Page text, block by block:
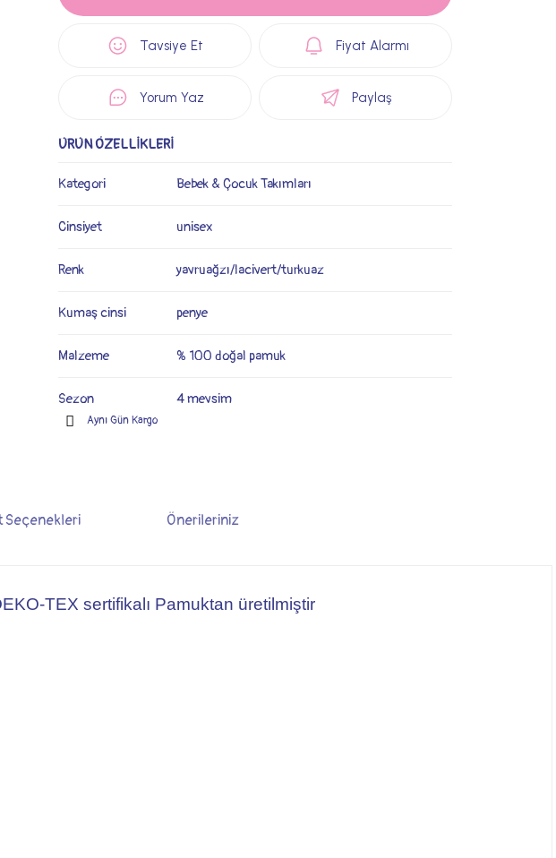
Tavsiye Et Fiyat Alarmı
Yorum Yaz Paylaş
ÜRÜN ÖZELLİKLERİ
Kategori Bebek & Çocuk Takımları
Cinsiyet unisex
Renk yavruağzı/lacivert/turkuaz
Kumaş cinsi penye
Malzeme % 100 doğal pamuk
Sezon 4 mevsim
Aynı Gün Kargo
Seçenekleri Önerileriniz
TEX sertifikalı Pamuktan üretilmiştir